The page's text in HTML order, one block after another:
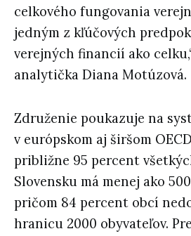
celkového fungovania
jedným z kľúčových
verejných financií ako
analytička Diana Motúzová.
Združenie poukazuje na
v európskom aj širšom
približne 95 percent
Slovensku má menej ako
pričom 84 percent obcí
hranicu 2000 obyvateľov.